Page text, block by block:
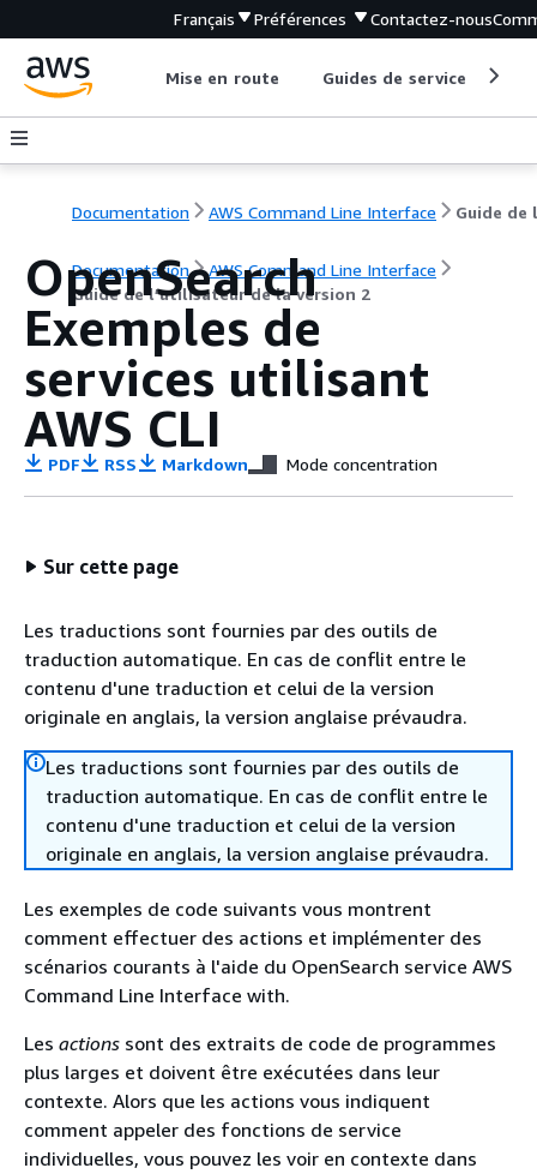
Français Préférences Contactez-nous
Mise en route Guides de service
Documentation AWS Command Line Interface
Documentation
AWS Command Line Interface
Guide de l’utilisateur de la version 2
OpenSearch
Exemples de
services utilisant
AWS CLI
PDF RSS Markdown Mode concentration
Sur cette page
Les traductions sont fournies par des outils de
traduction automatique. En cas de conflit entre le
contenu d'une traduction et celui de la version
originale en anglais, la version anglaise prévaudra.
Les traductions sont fournies par des outils de
traduction automatique. En cas de conflit entre le
contenu d'une traduction et celui de la version
originale en anglais, la version anglaise prévaudra.
Les exemples de code suivants vous montrent
comment effectuer des actions et implémenter des
scénarios courants à l'aide du OpenSearch service AWS
Command Line Interface with.
Les actions sont des extraits de code de programmes
plus larges et doivent être exécutées dans leur
contexte. Alors que les actions vous indiquent
comment appeler des fonctions de service
individuelles, vous pouvez les voir en contexte dans